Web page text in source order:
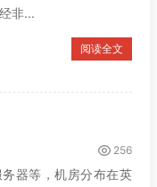
非...
阅读全文
256
器等，机房分布在英